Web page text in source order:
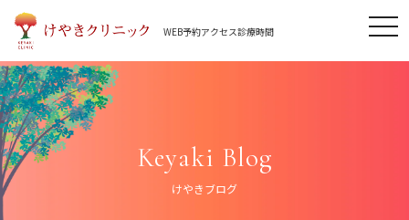
Skip
content
WEB予約アクセス診療時間
Keyaki Blog
けやきブログ